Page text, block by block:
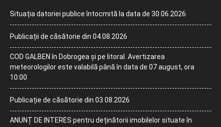
Situația datoriei publice întocmită la data de 30.06.2026
Publicații de căsătorie din 04.08.2026
COD GALBEN în Dobrogea și pe litoral. Avertizarea
meteorologilor este valabilă până în data de 07 august, ora
10:00
Publicație de căsătorie din 03.08.2026
ANUNȚ DE INTERES pentru deținătorii imobilelor situate în